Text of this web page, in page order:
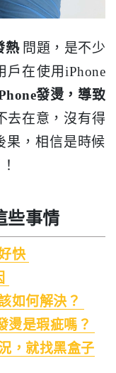
熱 問題，是不少
戶在使用iPhone
發燙，導致
去在意，沒有得
果，相信是時候
些事情
快
如何解決？
燙是瑕疵嗎？
，就找黑盒子